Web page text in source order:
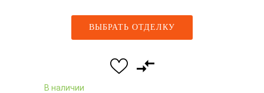
ВЫБРАТЬ ОТДЕЛКУ
В наличии